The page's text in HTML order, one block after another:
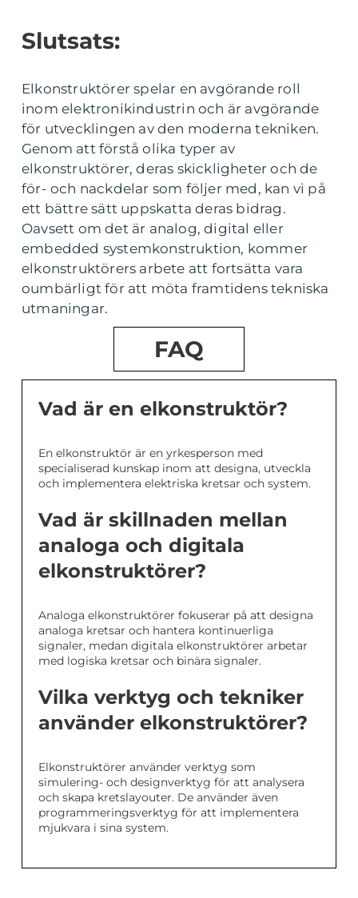
Slutsats:
Elkonstruktörer spelar en avgörande roll
inom elektronikindustrin och är avgörande
för utvecklingen av den moderna tekniken.
Genom att förstå olika typer av
elkonstruktörer, deras skickligheter och de
för- och nackdelar som följer med, kan vi på
ett bättre sätt uppskatta deras bidrag.
Oavsett om det är analog, digital eller
embedded systemkonstruktion, kommer
elkonstruktörers arbete att fortsätta vara
oumbärligt för att möta framtidens tekniska
utmaningar.
FAQ
Vad är en elkonstruktör?
En elkonstruktör är en yrkesperson med
specialiserad kunskap inom att designa, utveckla
och implementera elektriska kretsar och system.
Vad är skillnaden mellan
analoga och digitala
elkonstruktörer?
Analoga elkonstruktörer fokuserar på att designa
analoga kretsar och hantera kontinuerliga
signaler, medan digitala elkonstruktörer arbetar
med logiska kretsar och binära signaler.
Vilka verktyg och tekniker
använder elkonstruktörer?
Elkonstruktörer använder verktyg som
simulering- och designverktyg för att analysera
och skapa kretslayouter. De använder även
programmeringsverktyg för att implementera
mjukvara i sina system.